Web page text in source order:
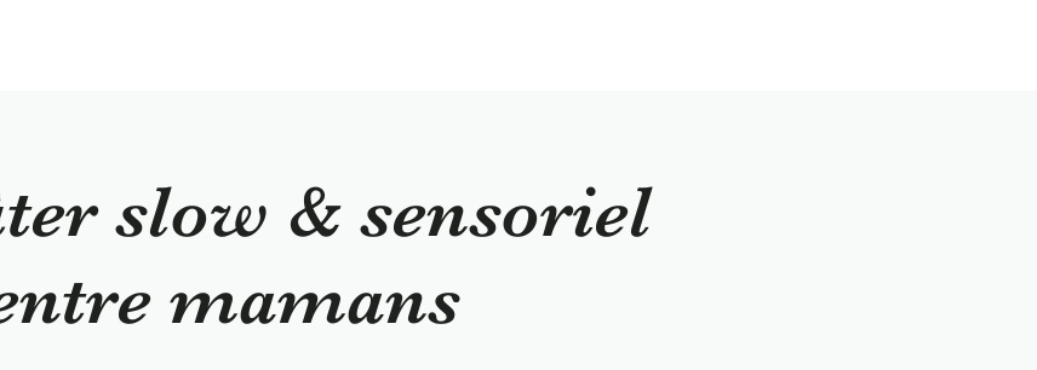
slow & sensoriel
mamans